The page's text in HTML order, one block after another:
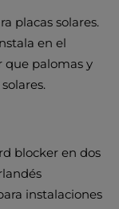
placas solares.
en el
que palomas y
blocker en dos
instalaciones